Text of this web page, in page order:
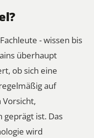
- wissen bis
überhaupt
ob sich eine
auf
geprägt ist. Das
wird